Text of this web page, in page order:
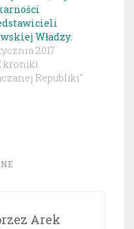
Władzy.
2017
kroniki
Republiki"
Arek